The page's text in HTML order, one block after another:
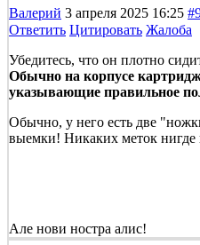
Валерий 3 апреля 2025 16:25
Ответить Цитировать Жалоба
Убедитесь, что он плотно
Обычно на корпусе
указывающие правильное
Обычно, у него есть две
выемки! Никаких меток нигде
Але нови ностра алис!